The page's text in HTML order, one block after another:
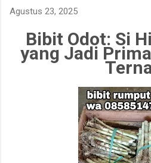
Agustus 23, 2025
Bibit Odot: Si
yang Jadi